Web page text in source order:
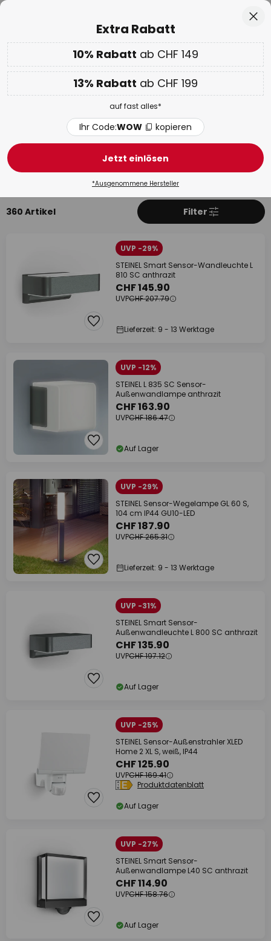
Nur
02D 02H 28M 09S
10% ab CHF 149 & 13% ab CHF 199 extraauf fast alles
Code:WOW kopieren
WOW Week:Bis zu -70%
STEINEL
360 Artikel Filter
UVP -29%
STEINEL Smart Sensor-Wandleuchte L
810 SC anthrazit
CHF 145.90
UVPCHF 207.79
Lieferzeit: 9 - 13 Werktage
UVP -12%
STEINEL L 835 SC Sensor-
Außenwandlampe anthrazit
CHF 163.90
UVPCHF 186.47
Auf Lager
UVP -29%
STEINEL Sensor-Wegelampe GL 60 S,
104 cm IP44 GU10-LED
CHF 187.90
UVPCHF 265.31
Lieferzeit: 9 - 13 Werktage
UVP -31%
STEINEL Smart Sensor-
Außenwandleuchte L 800 SC anthrazit
CHF 135.90
UVPCHF 197.12
Auf Lager
UVP -25%
STEINEL Sensor-Außenstrahler XLED
Home 2 XL S, weiß, IP44
CHF 125.90
UVPCHF 169.41
Produktdatenblatt
Auf Lager
UVP -27%
STEINEL Smart Sensor-
Außenwandlampe L40 SC anthrazit
CHF 114.90
UVPCHF 158.76
Auf Lager
Extra Rabatt
10% Rabatt ab CHF 149
13% Rabatt ab CHF 199
auf fast alles*
Ihr Code:WOW kopieren
Jetzt einlösen
*Ausgenommene Hersteller